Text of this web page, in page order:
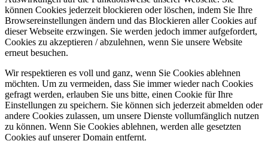
können Cookies jederzeit blockieren oder löschen, indem Sie Ihre
Browsereinstellungen ändern und das Blockieren aller Cookies auf
dieser Webseite erzwingen. Sie werden jedoch immer aufgefordert,
Cookies zu akzeptieren / abzulehnen, wenn Sie unsere Website
erneut besuchen.
Wir respektieren es voll und ganz, wenn Sie Cookies ablehnen
möchten. Um zu vermeiden, dass Sie immer wieder nach Cookies
gefragt werden, erlauben Sie uns bitte, einen Cookie für Ihre
Einstellungen zu speichern. Sie können sich jederzeit abmelden oder
andere Cookies zulassen, um unsere Dienste vollumfänglich nutzen
zu können. Wenn Sie Cookies ablehnen, werden alle gesetzten
Cookies auf unserer Domain entfernt.